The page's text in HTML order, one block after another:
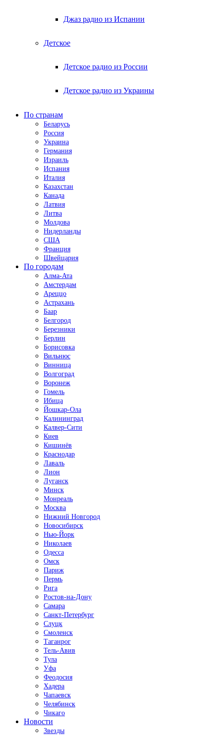
Джаз радио из Испании
Детское
Детское радио из России
Детское радио из Украины
По странам
Беларусь
Россия
Украина
Германия
Израиль
Испания
Италия
Казахстан
Канада
Латвия
Литва
Молдова
Нидерланды
США
Франция
Швейцария
По городам
Алма-Ата
Амстердам
Ареццо
Астрахань
Баар
Белгород
Березники
Берлин
Борисовка
Вильнюс
Винница
Волгоград
Воронеж
Гомель
Ибица
Йошкар-Ола
Калининград
Калвер-Сити
Киев
Кишинёв
Краснодар
Лаваль
Лион
Луганск
Минск
Монреаль
Москва
Нижний Новгород
Новосибирск
Нью-Йорк
Николаев
Одесса
Омск
Париж
Пермь
Рига
Ростов-на-Дону
Самара
Санкт-Петербург
Слуцк
Смоленск
Таганрог
Тель-Авив
Тула
Уфа
Феодосия
Хадера
Чапаевск
Челябинск
Чикаго
Новости
Звезды